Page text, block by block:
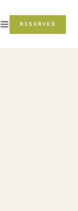
RÉSERVER